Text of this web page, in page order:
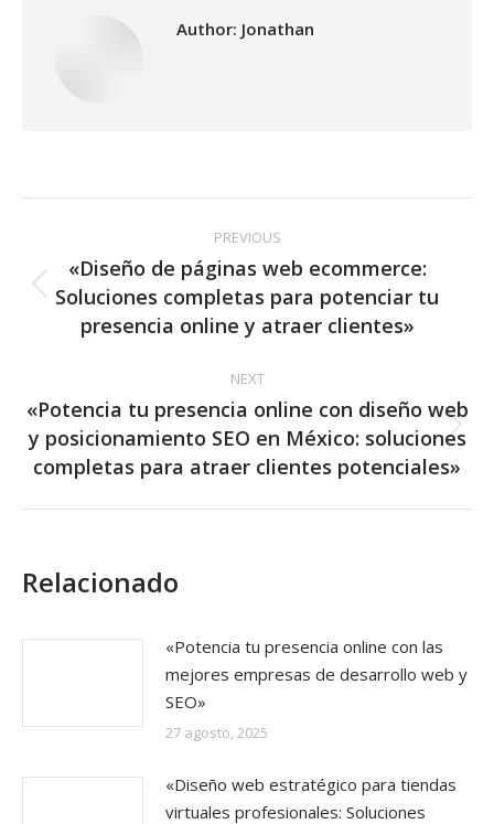
Author: Jonathan
navigation
PREVIOUS
Previous
post:
«Diseño de páginas web ecommerce:
Soluciones completas para potenciar tu
presencia online y atraer clientes»
NEXT
Next
post:
«Potencia tu presencia online con diseño web
y posicionamiento SEO en México: soluciones
completas para atraer clientes potenciales»
Relacionado
«Potencia tu presencia online con las
mejores empresas de desarrollo web y
SEO»
27 agosto, 2025
«Diseño web estratégico para tiendas
virtuales profesionales: Soluciones